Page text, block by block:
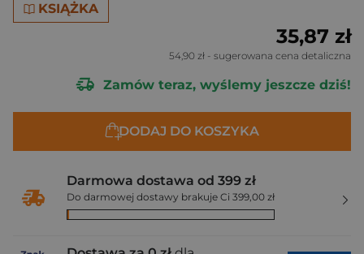
KSIĄŻKA
35,87 zł
54,90 zł - sugerowana cena detaliczna
Zamów teraz, wyślemy jeszcze dziś!
DODAJ DO KOSZYKA
Darmowa dostawa od 399 zł
Do darmowej dostawy brakuje Ci 399,00 zł